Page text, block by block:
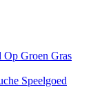
Op Groen Gras
Speelgoed